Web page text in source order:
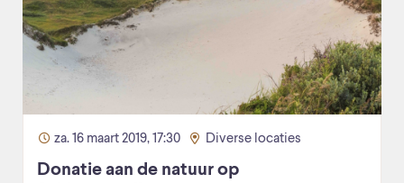
za. 16 maart 2019, 17:30 Diverse locaties
Donatie aan de natuur op